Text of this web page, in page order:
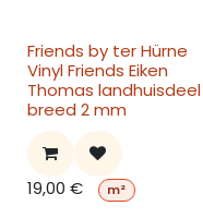
Friends by ter Hürne
Vinyl Friends Eiken
Thomas landhuisdeel
breed 2 mm
19,00 € m²